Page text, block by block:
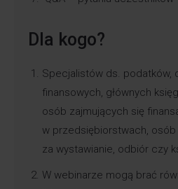
Dla kogo?
Specjalistów ds. podatków,
finansowych, głównych
osób zajmujących się
w przedsiębiorstwach,
za wystawianie, odbiór czy
W webinarze mogą brać